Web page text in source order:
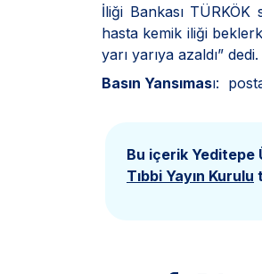
İliği Bankası TÜRKÖK
hasta kemik iliği
yarı yarıya azaldı” dedi.
Basın Yansıması:
Bu içerik
Tıbbi Yayın Kurulu